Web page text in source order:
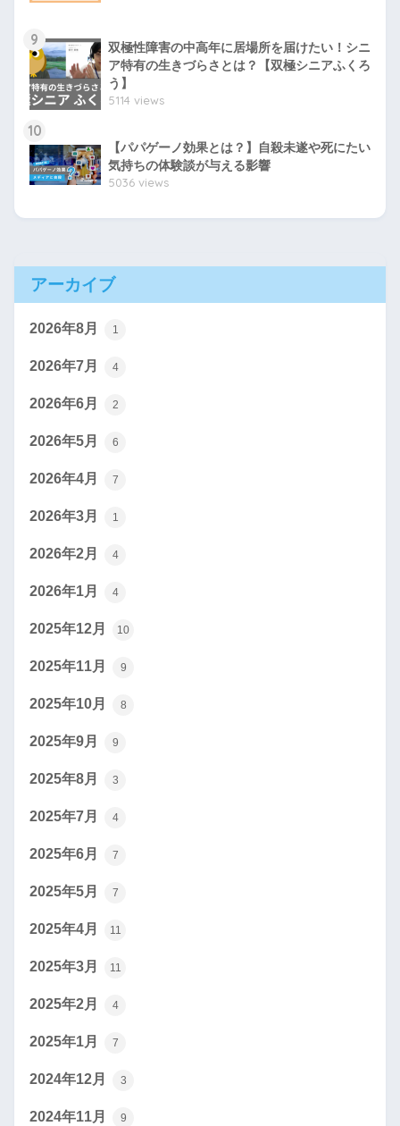
9
双極性障害の中高年に居場所を届けたい！シニ
ア特有の生きづらさとは？【双極シニアふくろ
う】
5114 views
10
【パパゲーノ効果とは？】自殺未遂や死にたい
気持ちの体験談が与える影響
5036 views
アーカイブ
2026年8月 1
2026年7月 4
2026年6月 2
2026年5月 6
2026年4月 7
2026年3月 1
2026年2月 4
2026年1月 4
2025年12月 10
2025年11月 9
2025年10月 8
2025年9月 9
2025年8月 3
2025年7月 4
2025年6月 7
2025年5月 7
2025年4月 11
2025年3月 11
2025年2月 4
2025年1月 7
2024年12月 3
2024年11月 9